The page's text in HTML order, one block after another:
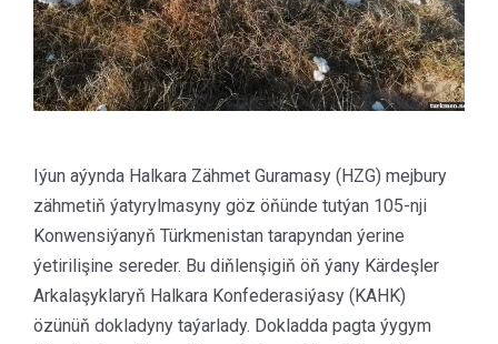
Iýun aýynda Halkara Zähmet Guramasy (HZG) mejbury
zähmetiň ýatyrylmasyny göz öňünde tutýan 105-nji
Konwensiýanyň Türkmenistan tarapyndan ýerine
ýetirilişine sereder. Bu diňlenşigiň öň ýany Kärdeşler
Arkalaşyklaryň Halkara Konfederasiýasy (KAHK)
özünüň dokladyny taýarlady. Dokladda pagta ýygym